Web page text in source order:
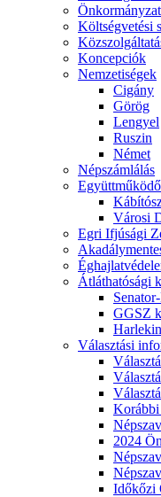
Költségvetési
Koncepciók
Nemzetiségek
Cigány
Görög
Lengyel
Ruszin
Német
Népszámlálás
Városi
Egri Ifjúsági
Átláthatósági
GGSZ
Választási
Korábbi
2024
Időkőzi